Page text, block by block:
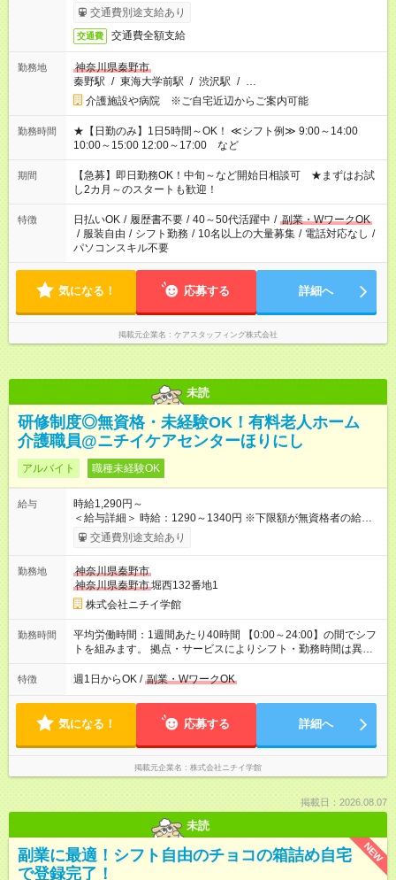
交通費別途支給あり
交通費 交通費全額支給
勤務地
神奈川県秦野市
秦野駅 / 東海大学前駅 / 渋沢駅 / …
介護施設や病院 ※ご自宅近辺からご案内可能
勤務時間
★【日勤のみ】1日5時間～OK！ ≪シフト例≫ 9:00～14:00
10:00～15:00 12:00～17:00 など
期間
【急募】即日勤務OK！中旬～など開始日相談可 ★まずはお試
し2カ月～のスタートも歓迎！
特徴 日払いOK / 履歴書不要 / 40～50代活躍中 / 副業・WワークOK
/ 服装自由 / シフト勤務 / 10名以上の大量募集 / 電話対応なし /
パソコンスキル不要
気になる！ 応募する 詳細へ
掲載元企業名 ケアスタッフィング株式会社
未読
研修制度◎無資格・未経験OK！有料老人ホーム
介護職員@ニチイケアセンターほりにし
アルバイト 職種未経験OK
給与
時給1,290円～
＜給与詳細＞ 時給：1290～1340円 ※下限額が無資格者の給与
です。 【試用期間】試用期間あり 試用期間の長さ：3ヶ月 雇用
形態、給与は本採用時と同じです。
交通費別途支給あり
勤務地
神奈川県秦野市
神奈川県秦野市堀西132番地1
株式会社ニチイ学館
勤務時間
平均労働時間：1週間あたり40時間 【0:00～24:00】の間でシフ
トを組みます。 拠点・サービスによりシフト・勤務時間は異な
ります。 ＜シフト例＞ 早番：7:30～16:30 日勤：9:00～18:00
遅番：11:00～20:00 夜勤：16:30～翌9:30 ※上記は一例です。
たり40時間 【0:00～24:00】の間でシフトを組みます。 拠点・
サービスによりシフト・勤務時間は異なります。 ＜シフト例＞
早番：7:30～16:30 日勤：9:00～18:00 遅番：11:00～20:00 夜
勤：16:30～翌9:30 ※上記は一例です。 ※働き方は柔軟にご相談
いただけます。
特徴 週1日からOK / 副業・WワークOK
気になる！ 応募する 詳細へ
掲載元企業名 株式会社ニチイ学館
掲載日：2026.08.07
未読
NEW
副業に最適！シフト自由のチョコの箱詰め自宅
で登録完了！